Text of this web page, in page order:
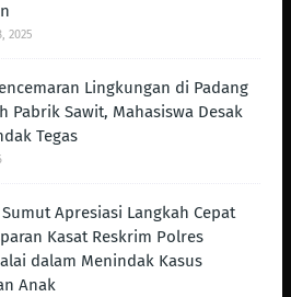
2025
Lingkungan di Padang
Pabrik Sawit, Mahasiswa Desak
Tegas
Sumut Apresiasi Langkah Cepat
Kasat Reskrim Polres
dalam Menindak Kasus
Anak